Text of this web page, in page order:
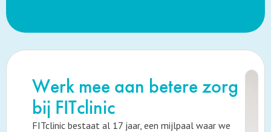
Werk mee aan betere zorg
bij FITclinic
FITclinic bestaat al 17 jaar, een mijlpaal waar we